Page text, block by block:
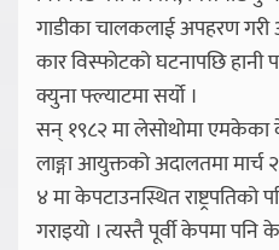
गाडीका चालकलाई अपहरण गरी
कार विस्फोटको घटनापछि हानी
क्युना फ्ल्याटमा सर्यो ।
सन् १९८२ मा लेसोथोमा एमकेका
लाङ्गा आयुक्तको अदालतमा मार्च
४ मा केपटाउनस्थित
गराइयो । त्यस्तै पूर्वी केपमा पनि